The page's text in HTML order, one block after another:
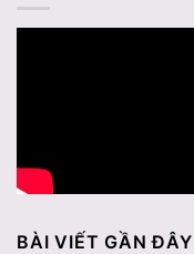
BÀI VIẾT GẦN ĐÂY